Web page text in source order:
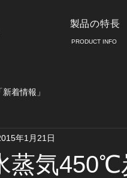
製品の特長
PRODUCT INFO
着情報」
蒸気450℃
年1月21日